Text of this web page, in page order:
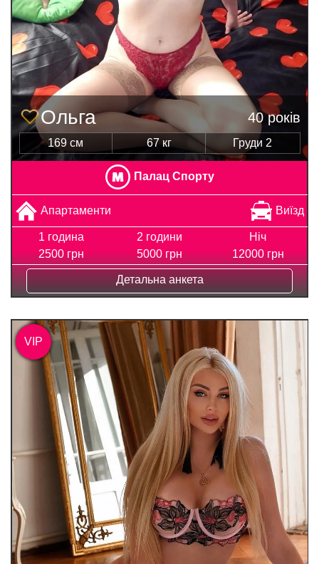
Ольга 40 років
169 см 67 кг Груди 2
Палац Спорту
Апартаменти Виїзд
1 година
2500 грн
2 години
5000 грн
Ніч
12000 грн
Детальна анкета
VIP